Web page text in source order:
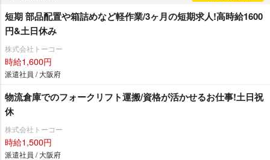
短期 部品配置や箱詰めなど軽作業/3ヶ月の短期求人!高時給1600
円&土日休み
株式会社トーコー
時給1,600円
派遣社員 / 大阪府
物流倉庫でのフォークリフト運搬/資格が活かせるお仕事!土日祝
休
株式会社トーコー
時給1,500円
派遣社員 / 大阪府